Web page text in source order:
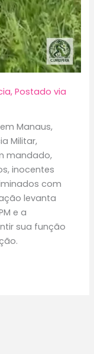
,Postado via
Manaus,
Militar,
mandado,
inocentes
com
levanta
e a
sua função